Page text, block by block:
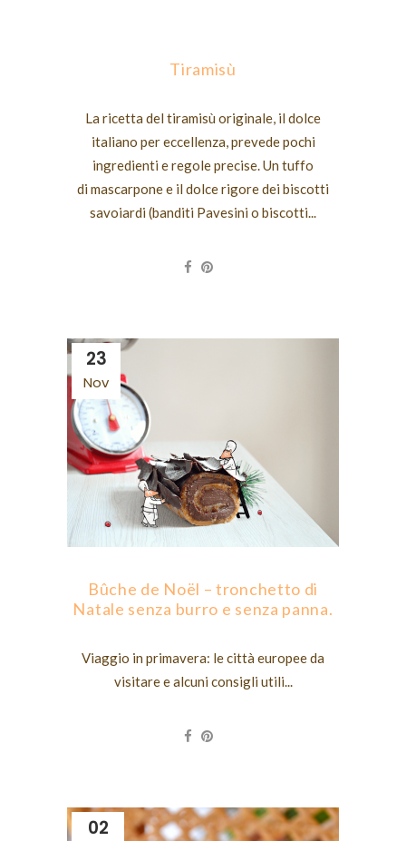
Tiramisù
La ricetta del tiramisù originale, il dolce
italiano per eccellenza, prevede pochi
ingredienti e regole precise. Un tuffo
di mascarpone e il dolce rigore dei biscotti
savoiardi (banditi Pavesini o biscotti...
23
Nov
Bûche de Noël – tronchetto di
Natale senza burro e senza panna.
Viaggio in primavera: le città europee da
visitare e alcuni consigli utili...
02